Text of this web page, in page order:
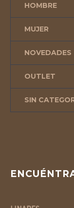
HOMBRE
MUJER
NOVEDADES
OUTLET
SIN